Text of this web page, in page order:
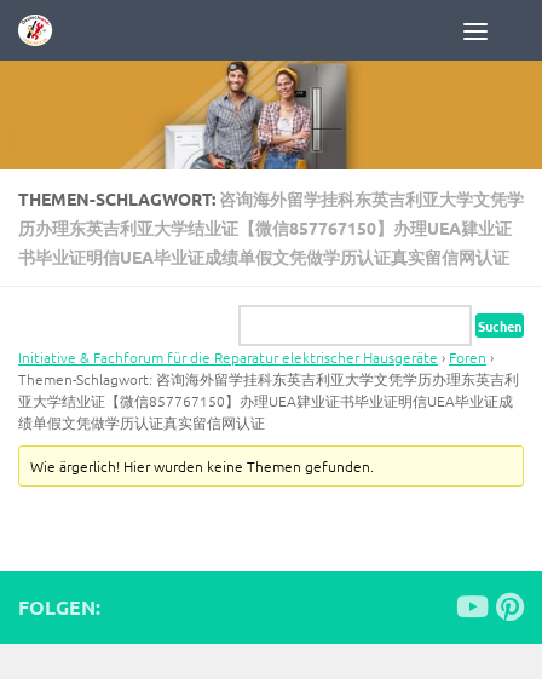
Zum Inhalt springen
THEMEN-SCHLAGWORT: 咨询海外留学挂科东英吉利亚大学文凭学
历办理东英吉利亚大学结业证【微信857767150】办理UEA肄业证
书毕业证明信UEA毕业证成绩单假文凭做学历认证真实留信网认证
Initiative & Fachforum für die Reparatur elektrischer Hausgeräte › Foren ›
Themen-Schlagwort: 咨询海外留学挂科东英吉利亚大学文凭学历办理东英吉利
亚大学结业证【微信857767150】办理UEA肄业证书毕业证明信UEA毕业证成
绩单假文凭做学历认证真实留信网认证
Wie ärgerlich! Hier wurden keine Themen gefunden.
FOLGEN: